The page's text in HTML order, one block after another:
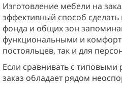
Изготовление мебели на
эффективный способ
фонда и общих зон
функциональными и
постояльцев, так и для
Если сравнивать с
заказ обладает рядом